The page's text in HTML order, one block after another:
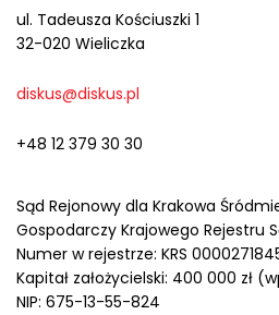
ul. Tadeusza Kościuszki 1
32-020 Wieliczka
diskus@diskus.pl
+48 12 379 30 30
Sąd Rejonowy dla Krakowa
Gospodarczy Krajowego Rejestru
Numer w rejestrze: KRS
Kapitał założycielski: 400 000 zł
NIP: 675-13-55-824